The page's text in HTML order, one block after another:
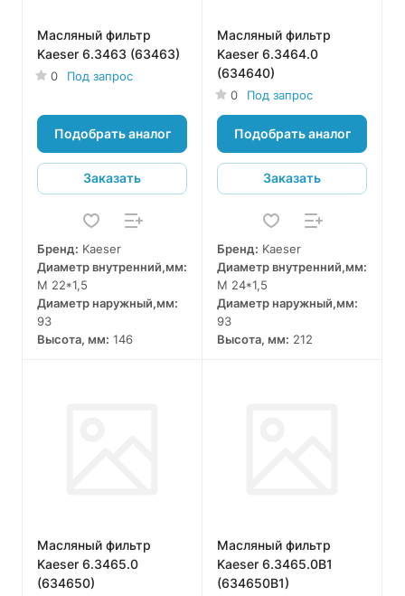
Масляный фильтр
Kaeser 6.3463 (63463)
0 Под запрос
Подобрать аналог
Заказать
Бренд: Kaeser
Диаметр внутренний,мм:
M 22*1,5
Диаметр наружный,мм:
93
Высота, мм: 146
Масляный фильтр
Kaeser 6.3464.0
(634640)
0 Под запрос
Подобрать аналог
Заказать
Бренд: Kaeser
Диаметр внутренний,мм:
M 24*1,5
Диаметр наружный,мм:
93
Высота, мм: 212
Масляный фильтр
Kaeser 6.3465.0
(634650)
Масляный фильтр
Kaeser 6.3465.0B1
(634650B1)